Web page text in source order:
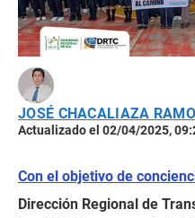
JOSÉ CHACALIAZA
Actualizado el 02/04/2025,
Con el objetivo de
Dirección Regional de